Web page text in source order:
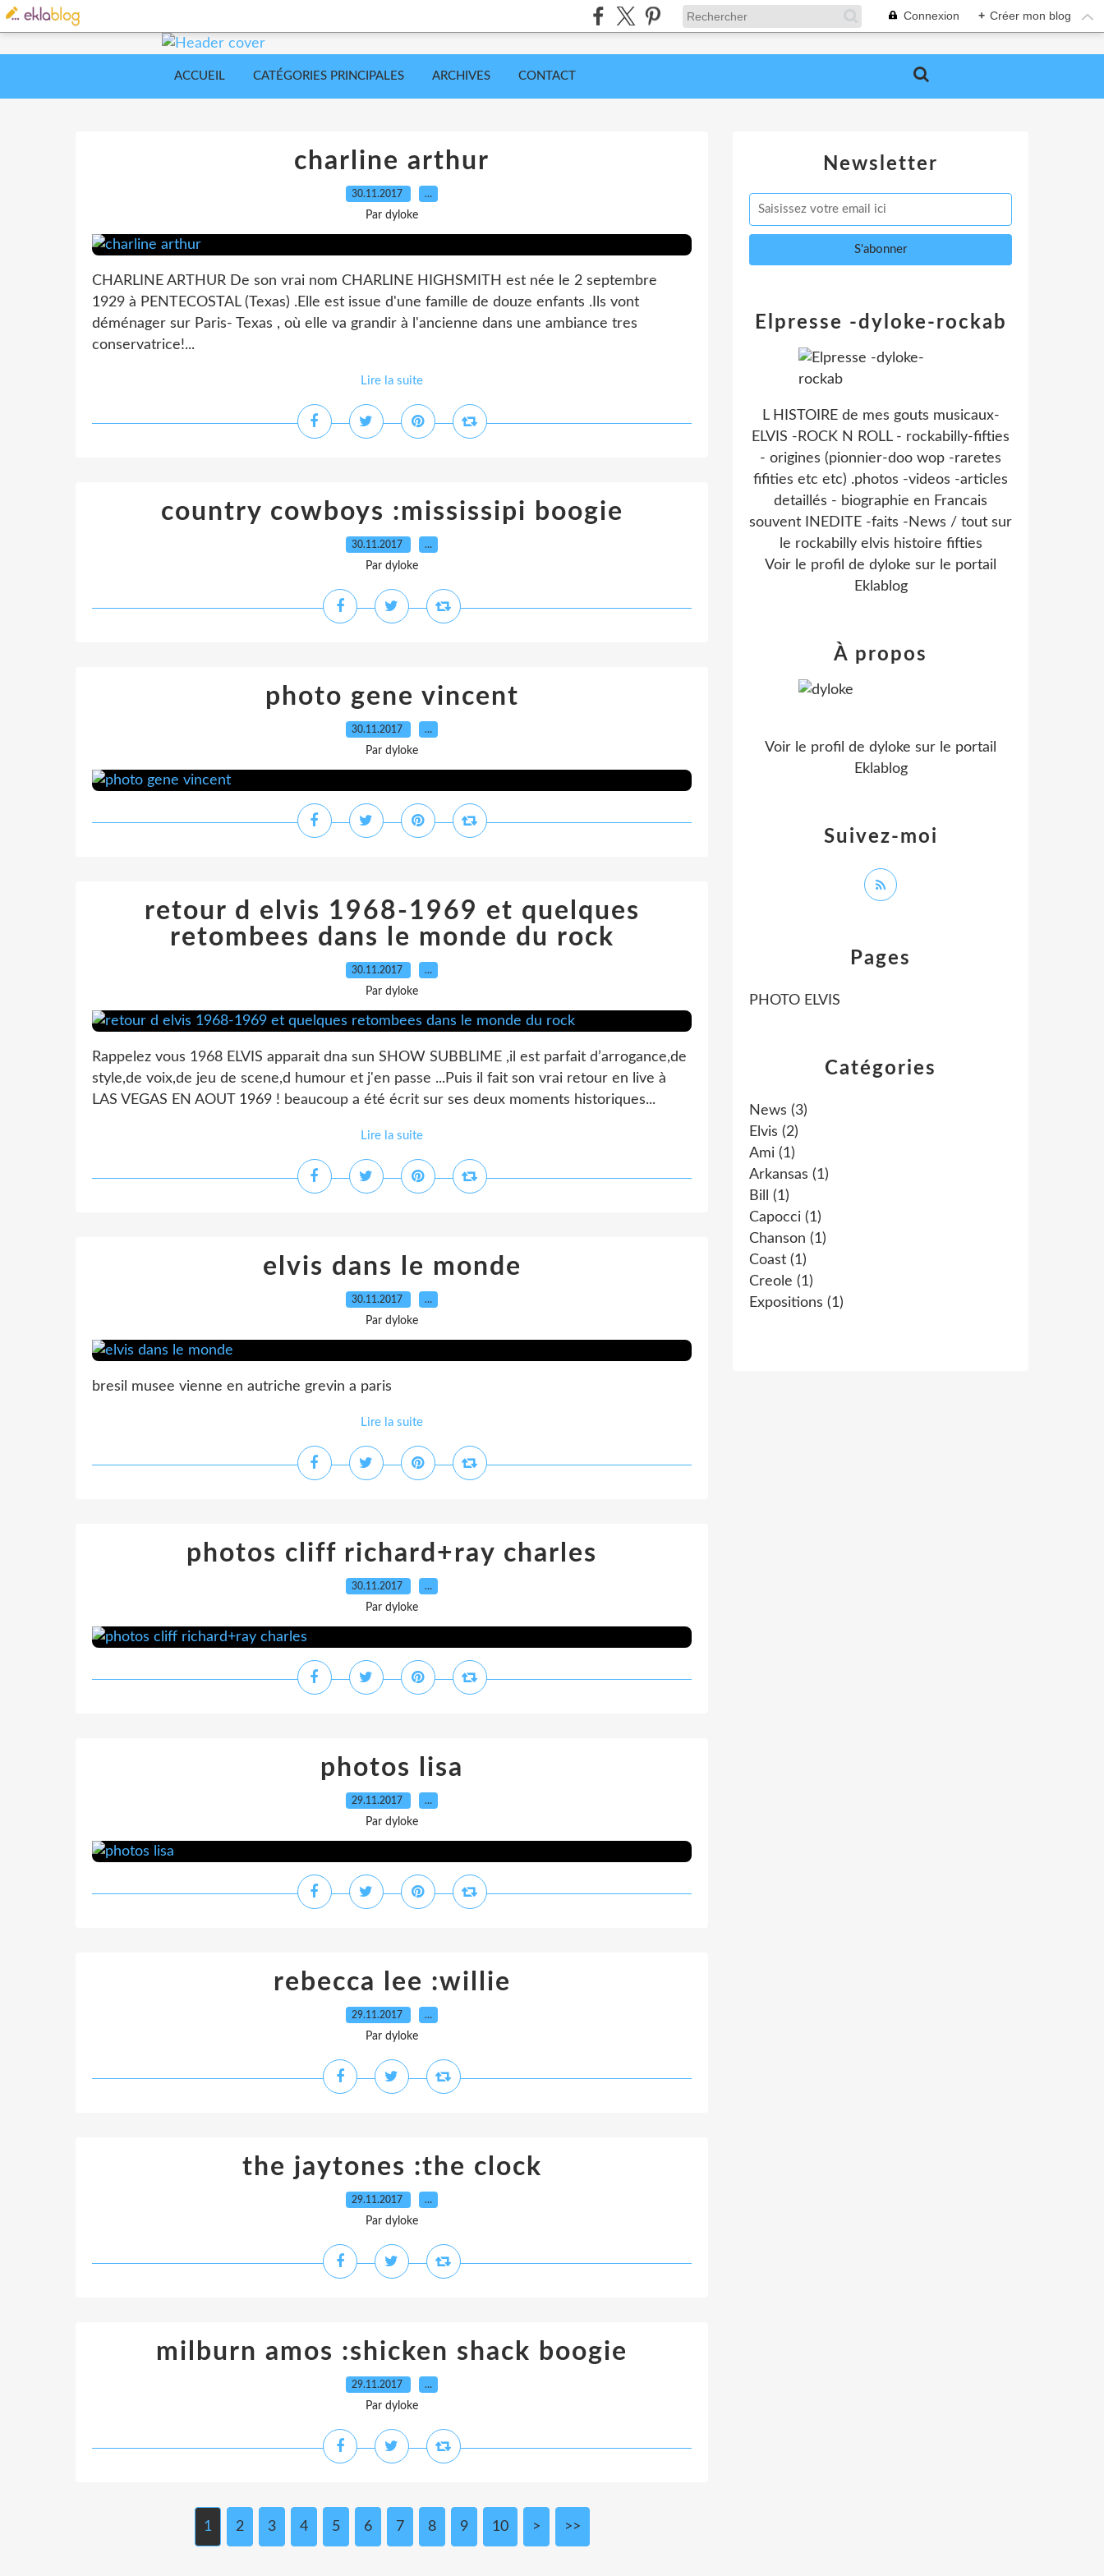
Connexion + Créer mon blog
ACCUEIL CATÉGORIES PRINCIPALES ARCHIVES CONTACT
charline arthur
30.11.2017 …
Par dyloke
CHARLINE ARTHUR De son vrai nom CHARLINE HIGHSMITH est née le 2 septembre
1929 à PENTECOSTAL (Texas) .Elle est issue d'une famille de douze enfants .Ils vont
déménager sur Paris- Texas , où elle va grandir à l'ancienne dans une ambiance tres
conservatrice!...
Lire la suite
country cowboys :mississipi boogie
30.11.2017 …
Par dyloke
photo gene vincent
30.11.2017 …
Par dyloke
retour d elvis 1968-1969 et quelques
retombees dans le monde du rock
30.11.2017 …
Par dyloke
Rappelez vous 1968 ELVIS apparait dna sun SHOW SUBBLIME ,il est parfait d’arrogance,de
style,de voix,de jeu de scene,d humour et j'en passe ...Puis il fait son vrai retour en live à
LAS VEGAS EN AOUT 1969 ! beaucoup a été écrit sur ses deux moments historiques...
Lire la suite
elvis dans le monde
30.11.2017 …
Par dyloke
bresil musee vienne en autriche grevin a paris
Lire la suite
photos cliff richard+ray charles
30.11.2017 …
Par dyloke
photos lisa
29.11.2017 …
Par dyloke
rebecca lee :willie
29.11.2017 …
Par dyloke
the jaytones :the clock
29.11.2017 …
Par dyloke
milburn amos :shicken shack boogie
29.11.2017 …
Par dyloke
1 2 3 4 5 6 7 8 9 10 > >>
Newsletter
Catégories
News (3)
Elvis (2)
Ami (1)
Arkansas (1)
Bill
(1)
Capocci (1)
Chanson (1)
Coast (1)
Creole (1)
Expositions (1)
Pages
PHOTO ELVIS
Elpresse -dyloke-rockab
L HISTOIRE de mes gouts musicaux-
ELVIS -ROCK N ROLL - rockabilly-fifties
- origines (pionnier-doo wop -raretes
fifities etc etc) .photos -videos -articles
detaillés - biographie en Francais
souvent INEDITE -faits -News / tout sur
le rockabilly elvis histoire fifties
Voir le profil de dyloke sur le portail
Eklablog
Suivez-moi
À propos
Voir le profil de dyloke sur le portail
Eklablog